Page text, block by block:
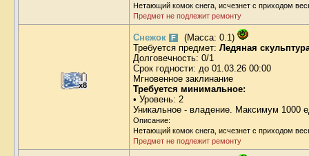
Нетающий комок снега, исчезнет с приходом
Предмет не подлежит ремонту
x8
Снежок F
(Масса: 0.1)
Требуется предмет: Ледяная
Долговечность: 0/1
Срок годности: до 01.03.26 00:00
Мгновенное заклинание
Требуется минимальное:
• Уровень: 2
Уникальное - владение. Максимум 1000
Описание:
Нетающий комок снега, исчезнет с приходом
Предмет не подлежит ремонту